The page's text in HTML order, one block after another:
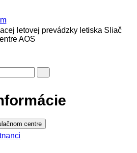
letovej prevádzky letiska Sliač
AOS
centre